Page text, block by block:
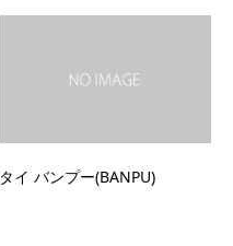
タイ バンプー(BANPU)